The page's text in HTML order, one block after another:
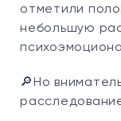
отметили
небольшую
🔎Но